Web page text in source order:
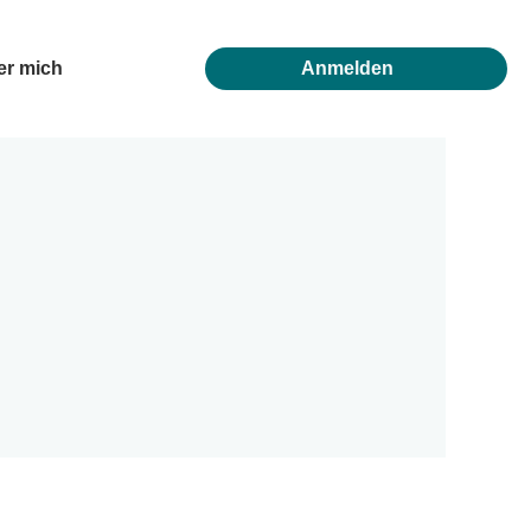
mich Anmelden